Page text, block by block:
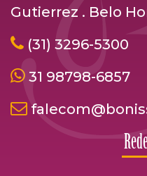
Gutierrez . Belo
(31) 3296-5300
31 98798-6857